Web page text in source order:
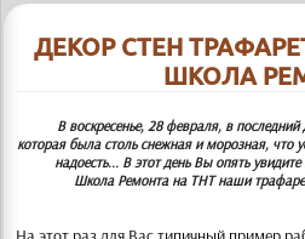
ДЕКОР СТЕН
ШКОЛА
В воскресенье, 28 февраля, в
которая была столь снежная и морозная, что
надоесть... В этот день Вы опять увидите
Школа Ремонта на ТНТ наши